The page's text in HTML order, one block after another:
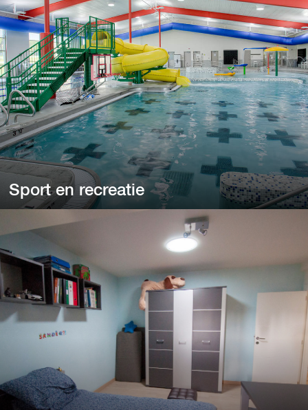
comfortabele verlichting? Wij hebben de perfecte oplossing.
Sport en recreatie
Sport en recreatie
Van gymzalen en zwembaden tot vakantiehuizen en hotels.